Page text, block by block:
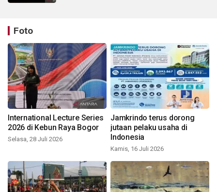
Foto
International Lecture Series
2026 di Kebun Raya Bogor
Selasa, 28 Juli 2026
Jamkrindo terus dorong
jutaan pelaku usaha di
Indonesia
Kamis, 16 Juli 2026